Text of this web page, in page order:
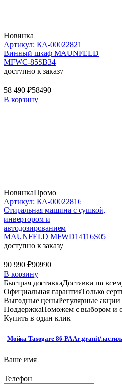
Новинка
Артикул: КА-00022821
Винный шкаф MAUNFELD
MFWC-85SB34
доступно к заказу
58 490 ₽58490
В корзину
НовинкаПромо
Артикул: КА-00022816
Стиральная машина c сушкой,
инвертором и
автодозированием
MAUNFELD MFWD14116S05
доступно к заказу
90 990 ₽90990
В корзину
Быстрая доставкаДоставка по
Официальная гарантияТолько
Выгодные ценыРегулярные
ПоддержкаПоможем с выбором и
Купить в один клик
Мойка Tasogare 86-PA Artgranit/
Ваше имя
Телефон